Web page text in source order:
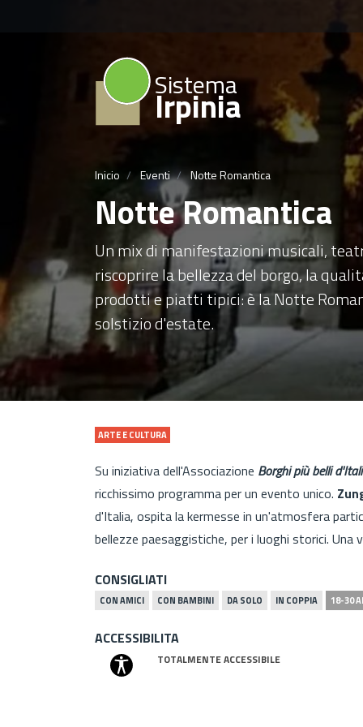
Sistema
Irpinia
Inicio Eventi Notte Romantica
Notte Romantica
Un mix di manifestazioni musicali,
riscoprire la bellezza del borgo, la
prodotti e piatti tipici: è la Notte
solstizio d'estate.
ARTE E CULTURA
Su iniziativa dell'Associazione Borghi più belli
ricchissimo programma per un evento unico.
d'Italia, ospita la kermesse in un'atmosfera
bellezze paesaggistiche, per i luoghi storici.
CONSIGLIATI
CON AMICI CON BAMBINI DA SOLO IN COPPIA 18-30
ACCESSIBILITA
TOTALMENTE ACCESSIBILE